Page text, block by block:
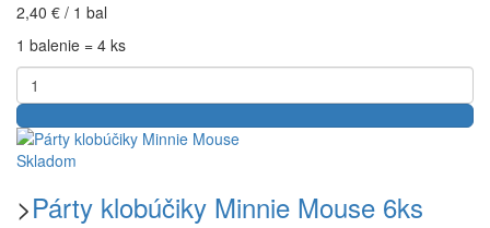
2,40 € / 1 bal
1 balenie = 4 ks
Skladom
>Párty klobúčiky Minnie Mouse 6ks